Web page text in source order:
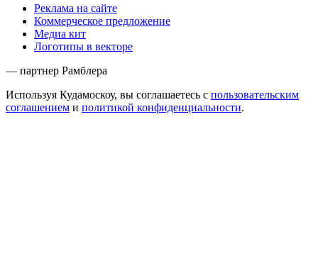
Реклама на сайте
Коммерческое предложение
Медиа кит
Логотипы в векторе
— партнер Рамблера
Используя Кудамоскоу, вы соглашаетесь с пользовательским
соглашением и политикой конфиденциальности.